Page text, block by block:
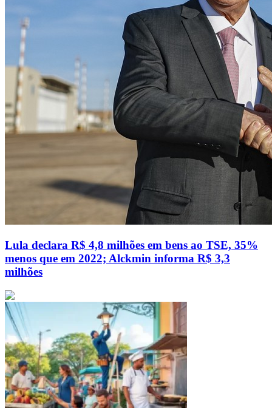
Lula declara R$ 4,8 milhões em bens ao TSE, 35%
menos que em 2022; Alckmin informa R$ 3,3
milhões